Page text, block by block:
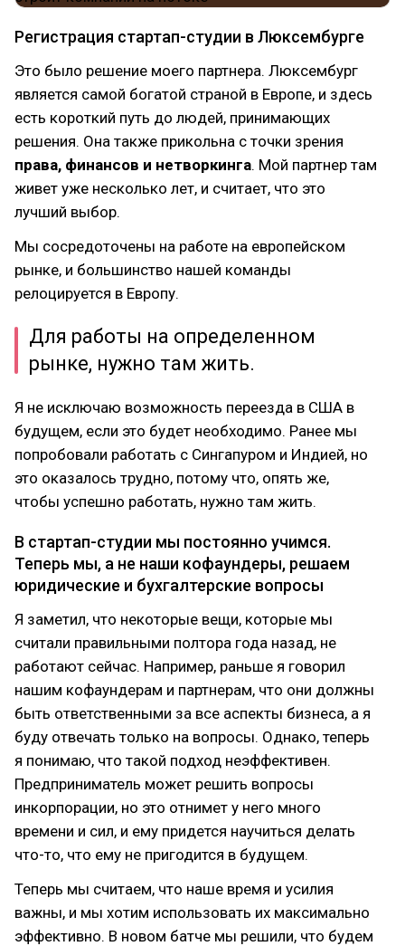
Регистрация стартап-студии в Люксембурге
Это было решение моего партнера. Люксембург
является самой богатой страной в Европе, и здесь
есть короткий путь до людей, принимающих
решения. Она также прикольна с точки зрения
права, финансов и нетворкинга. Мой партнер там
живет уже несколько лет, и считает, что это
лучший выбор.
Мы сосредоточены на работе на европейском
рынке, и большинство нашей команды
релоцируется в Европу.
Для работы на определенном
рынке, нужно там жить.
Я не исключаю возможность переезда в США в
будущем, если это будет необходимо. Ранее мы
попробовали работать с Сингапуром и Индией, но
это оказалось трудно, потому что, опять же,
чтобы успешно работать, нужно там жить.
В стартап-студии мы постоянно учимся.
Теперь мы, а не наши кофаундеры, решаем
юридические и бухгалтерские вопросы
Я заметил, что некоторые вещи, которые мы
считали правильными полтора года назад, не
работают сейчас. Например, раньше я говорил
нашим кофаундерам и партнерам, что они должны
быть ответственными за все аспекты бизнеса, а я
буду отвечать только на вопросы. Однако, теперь
я понимаю, что такой подход неэффективен.
Предприниматель может решить вопросы
инкорпорации, но это отнимет у него много
времени и сил, и ему придется научиться делать
что-то, что ему не пригодится в будущем.
Теперь мы считаем, что наше время и усилия
важны, и мы хотим использовать их максимально
эффективно. В новом батче мы решили, что будем